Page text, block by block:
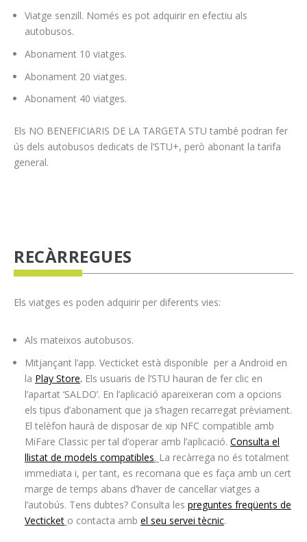
Viatge senzill. Només es pot adquirir en efectiu als
autobusos.
Abonament 10 viatges.
Abonament 20 viatges.
Abonament 40 viatges.
Els NO BENEFICIARIS DE LA TARGETA STU també podran fer
ús dels autobusos dedicats de l’STU+, però abonant la tarifa
general.
RECÀRREGUES
Els viatges es poden adquirir per diferents vies:
Als mateixos autobusos.
Mitjançant l’app. Vecticket està disponible per a Android en
la Play Store. Els usuaris de l’STU hauran de fer clic en
l’apartat ‘SALDO’. En l’aplicació apareixeran com a opcions
els tipus d’abonament que ja s’hagen recarregat prèviament.
El telèfon haurà de disposar de xip NFC compatible amb
MiFare Classic per tal d’operar amb l’aplicació. Consulta el
llistat de models compatibles. La recàrrega no és totalment
immediata i, per tant, es recomana que es faça amb un cert
marge de temps abans d’haver de cancel·lar viatges a
l’autobús. Tens dubtes? Consulta les preguntes freqüents de
Vecticket o contacta amb el seu servei tècnic.